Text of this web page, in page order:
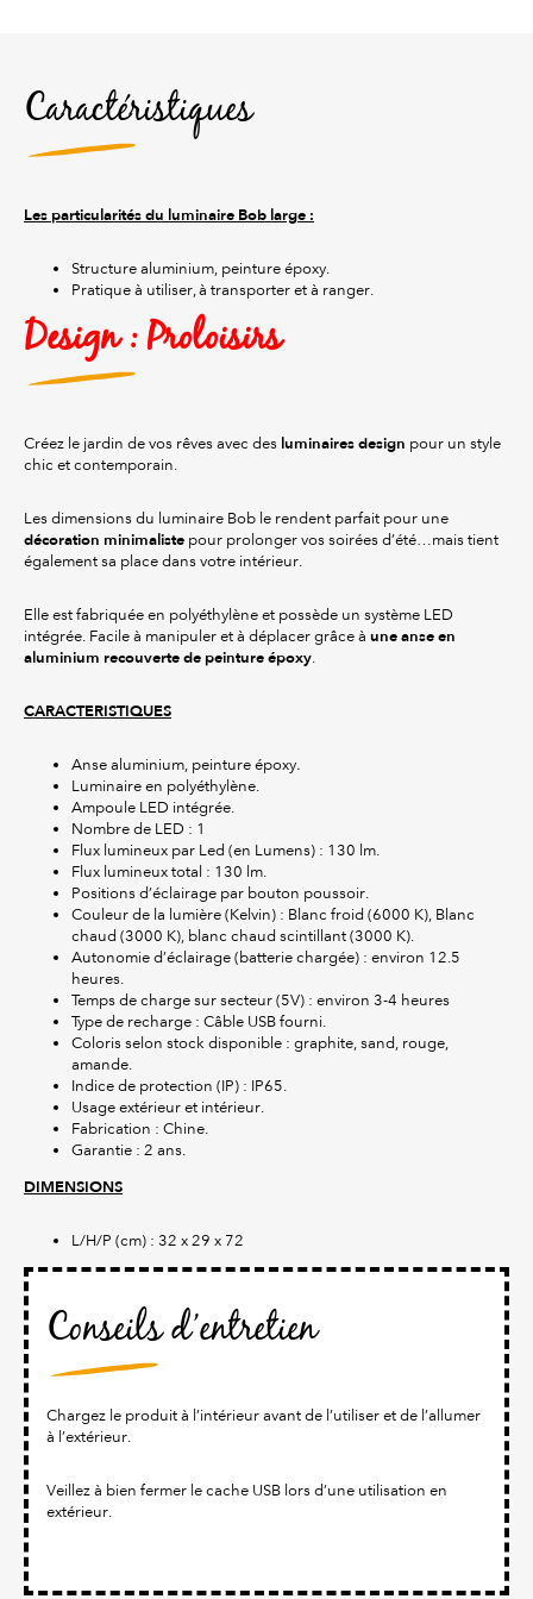
Caractéristiques
Les particularités du luminaire Bob large :
Structure aluminium, peinture époxy.
Pratique à utiliser, à transporter et à ranger.
Design : Proloisirs
Créez le jardin de vos rêves avec des luminaires design pour un style
chic et contemporain.
Les dimensions du luminaire Bob le rendent parfait pour une
décoration minimaliste pour prolonger vos soirées d’été…mais tient
également sa place dans votre intérieur.
Elle est fabriquée en polyéthylène et possède un système LED
intégrée. Facile à manipuler et à déplacer grâce à une anse en
aluminium recouverte de peinture époxy.
CARACTERISTIQUES
Anse aluminium, peinture époxy.
Luminaire en polyéthylène.
Ampoule LED intégrée.
Nombre de LED : 1
Flux lumineux par Led (en Lumens) : 130 lm.
Flux lumineux total : 130 lm.
Positions d’éclairage par bouton poussoir.
Couleur de la lumière (Kelvin) : Blanc froid (6000 K), Blanc
chaud (3000 K), blanc chaud scintillant (3000 K).
Autonomie d’éclairage (batterie chargée) : environ 12.5
heures.
Temps de charge sur secteur (5V) : environ 3-4 heures
Type de recharge : Câble USB fourni.
Coloris selon stock disponible : graphite, sand, rouge,
amande.
Indice de protection (IP) : IP65.
Usage extérieur et intérieur.
Fabrication : Chine.
Garantie : 2 ans.
DIMENSIONS
L/H/P (cm) : 32 x 29 x 72
Conseils d’entretien
Chargez le produit à l’intérieur avant de l’utiliser et de l’allumer
à l’extérieur.
Veillez à bien fermer le cache USB lors d’une utilisation en
extérieur.